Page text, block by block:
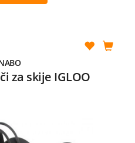
za skije IGLOO